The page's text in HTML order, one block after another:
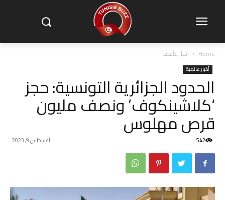
Home أخبار عالمية
أخبار عالمية
الحدود الجزائرية التونسية: حجز
‘كلاشينكوف’ ونصف مليون
قرص مهلوس
أغسطس 9, 2023 542